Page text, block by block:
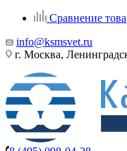
Сравнение
info@ksmsvet.ru
г. Москва,